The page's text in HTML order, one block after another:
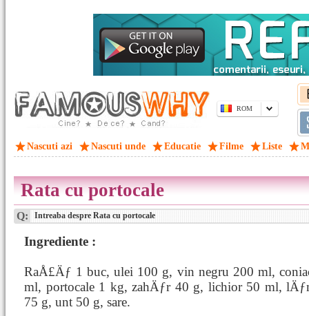
ROM
Nascuti azi Nascuti unde Educatie Filme Liste
Rata cu portocale
Q: Intreaba despre Rata cu portocale
Ingrediente :
RaÅ£Äƒ 1 buc, ulei 100 g, vin negru 200 ml,
ml, portocale 1 kg, zahÄƒr 40 g, lichior 50 ml,
75 g, unt 50 g, sare.